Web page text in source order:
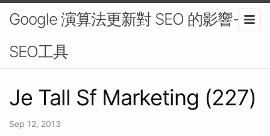
Google 演算法更新對 SEO 的影響-
SEO工具
Je Tall Sf Marketing (227)
Sep 12, 2013